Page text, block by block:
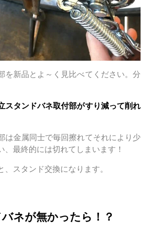
を新品とよ～く見比べてください。分
スタンドバネ取付部がすり減って削れ
は金属同士で毎回擦れてそれにより少
、最終的には切れてしまいます！
、スタンド交換になります。
ネが無かったら！？